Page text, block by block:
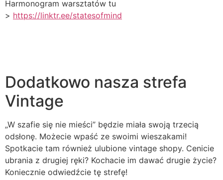
Harmonogram warsztatów tu
> https://linktr.ee/statesofmind
Dodatkowo nasza strefa
Vintage
„W szafie się nie mieści” będzie miała swoją trzecią
odsłonę. Możecie wpaść ze swoimi wieszakami!
Spotkacie tam również ulubione vintage shopy. Cenicie
ubrania z drugiej ręki? Kochacie im dawać drugie życie?
Koniecznie odwiedźcie tę strefę!